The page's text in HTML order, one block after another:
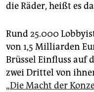
die Räder, heißt es
Rund 25.000
von 1,5 Milliarden
Brüssel Einfluss auf
zwei Drittel von
„Die Macht der